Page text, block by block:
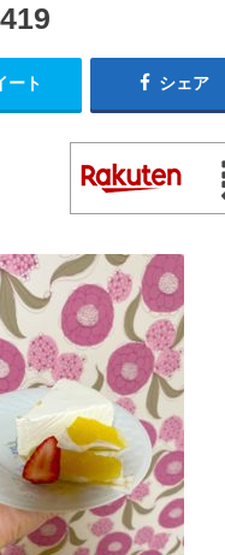
ート シェア